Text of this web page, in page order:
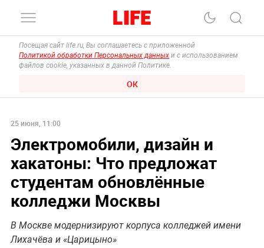
Посещая сайт life.ru, Вы соглашаетесь с приложенной
Политикой обработки Персональных данных и с использованием
файлов cookie, указанных в данной Политике.
ОК
25 июня, 11:00
Электромобили, дизайн и
хакатоны: Что предложат
студентам обновлённые
колледжи Москвы
В Москве модернизируют корпуса колледжей имени
Лихачёва и «Царицыно»